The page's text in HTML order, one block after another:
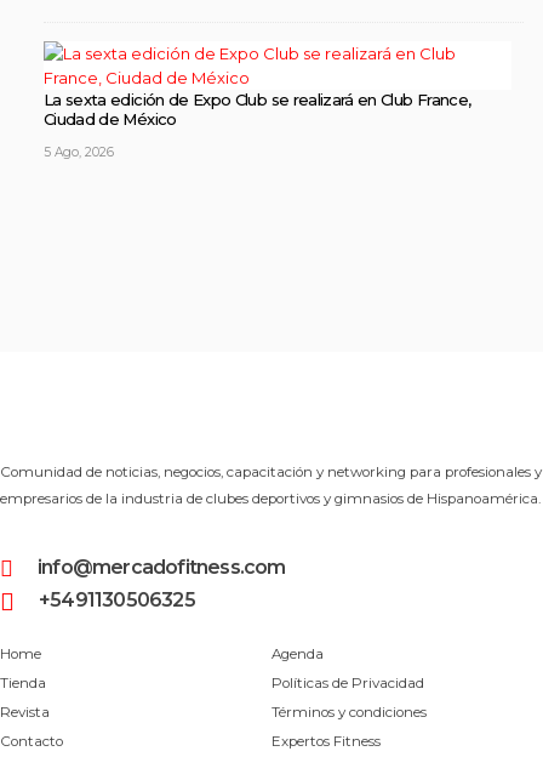
La sexta edición de Expo Club se realizará en Club France,
Ciudad de México
5 Ago, 2026
Comunidad de noticias, negocios, capacitación y networking para profesionales y
empresarios de la industria de clubes deportivos y gimnasios de Hispanoamérica.
info@mercadofitness.com
+5491130506325
Home
Tienda
Revista
Contacto
Agenda
Políticas de Privacidad
Términos y condiciones
Expertos Fitness